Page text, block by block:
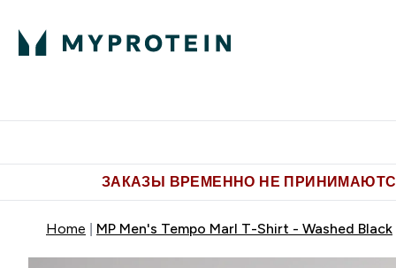
ЗАКАЗЫ ВРЕМЕННО НЕ
Home MP Men's Tempo Marl T-Shirt - Washed Black